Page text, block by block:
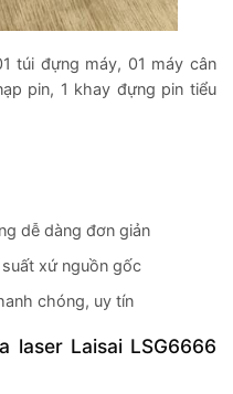
túi đựng máy, 01 máy cân
pin, 1 khay đựng pin tiểu
dễ dàng đơn giản
xứ nguồn gốc
chóng, uy tín
laser Laisai LSG6666